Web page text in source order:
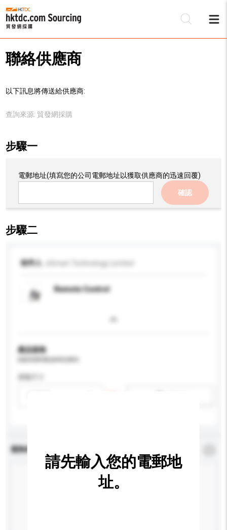
聯絡供應商
以下訊息將傳送給供應商:
查詢來源: 貿發網採購
步驟一
電郵地址(填寫您的公司電郵地址以獲取供應商的迅速回覆)
確認
步驟二
收件人
Remote Control
產品規格
查詢內容
請先輸入您的電郵地
址。